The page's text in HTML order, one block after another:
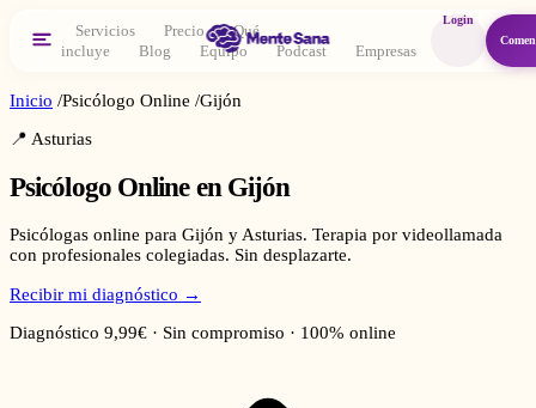
Servicios Precio
Qué
incluye
Blog Equipo Podcast Empresas
Login
Inicio /Psicólogo Online /Gijón
📍 Asturias
Psicólogo Online en Gijón
Psicólogas online para Gijón y Asturias. Terapia por videollamada
con profesionales colegiadas. Sin desplazarte.
Recibir mi diagnóstico →
Diagnóstico 9,99€ · Sin compromiso · 100% online